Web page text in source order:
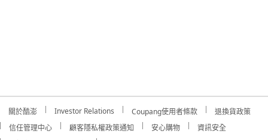
關於酷澎 Investor Relations Coupang使用者條款
退換貨政策
信任管理中心
顧客隱私權政策通知 安心購物
資訊安全